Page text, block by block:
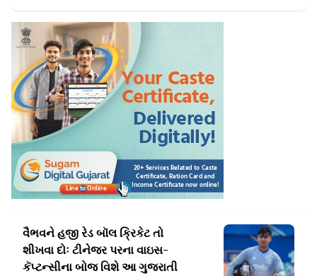
વૈભવને હજી રેડ બૉલ ક્રિકેટ તો
શીખવા દોઃ ટીનેજર પરના વાઇસ-
કૅપ્ટન્સીના બોજ વિશે આ ગુજરાતી